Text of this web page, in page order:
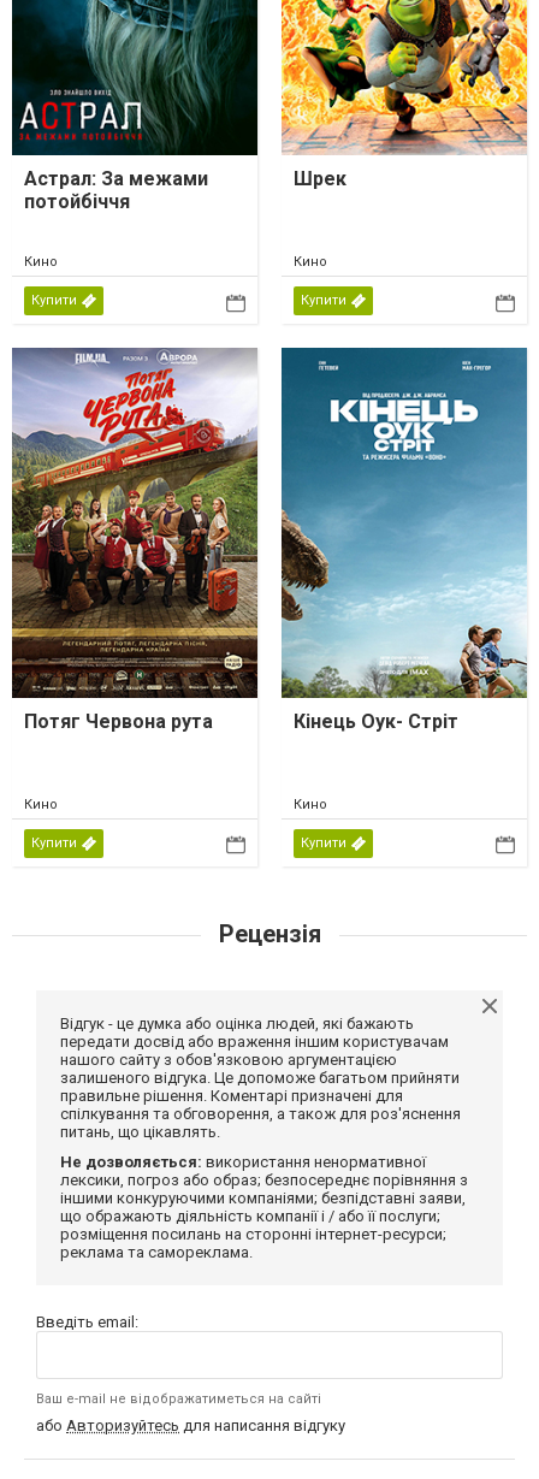
Астрал: За межами
потойбіччя
Кино
Купити
Шрек
Кино
Купити
Потяг Червона рута
Кино
Купити
Кінець Оук- Стріт
Кино
Купити
Рецензія
Відгук - це думка або оцінка людей, які бажають
передати досвід або враження іншим користувачам
нашого сайту з обов'язковою аргументацією
залишеного відгука. Це допоможе багатьом прийняти
правильне рішення. Коментарі призначені для
спілкування та обговорення, а також для роз'яснення
питань, що цікавлять.
Не дозволяється: використання ненормативної
лексики, погроз або образ; безпосереднє порівняння з
іншими конкуруючими компаніями; безпідставні заяви,
що ображають діяльність компанії і / або її послуги;
розміщення посилань на сторонні інтернет-ресурси;
реклама та самореклама.
Введіть email:
Ваш e-mail не відображатиметься на сайті
або Авторизуйтесь для написання відгуку